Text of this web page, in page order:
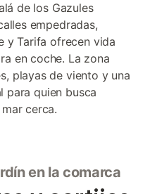
de los Gazules
empedradas,
y Tarifa ofrecen vida
en coche. La zona
playas de viento y una
para quien busca
cerca.
en la comarca